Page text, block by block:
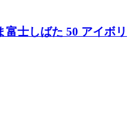
士しばた 50 アイボリ